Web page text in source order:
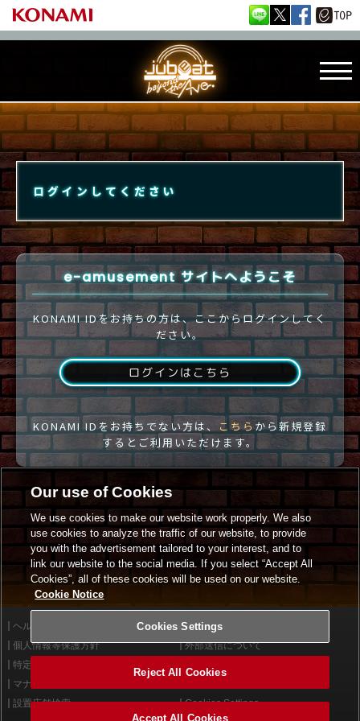
ログインしてください
e-amusement サイトへようこそ
KONAMI IDをお持ちの方は、ここからログインしてく
ださい。
ログインはこちら
KONAMI IDをお持ちでない方は、 こちらから新規登録
するとご利用いただけます。
ヘルプ
利用規約
個人情報等保護方針
外部送信について
特定商取引法に基づく表示
マナー＆ルール
設置店舗検索
Cookies Settings
Our use of Cookies
We use cookies to make our website work properly. We also
use cookies to analyze the traffic of our website, to provide
you with the advertisement tailored to your interest, and to
link our website to the social media. If you select “Accept All
Cookies”, all of these cookies will be used on our website.
Cookie Notice
Cookies Settings
Reject All Cookies
Accept All Cookies